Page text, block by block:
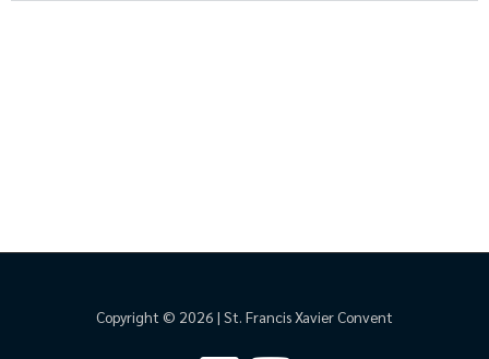
Copyright © 2026 | St. Francis Xavier Convent